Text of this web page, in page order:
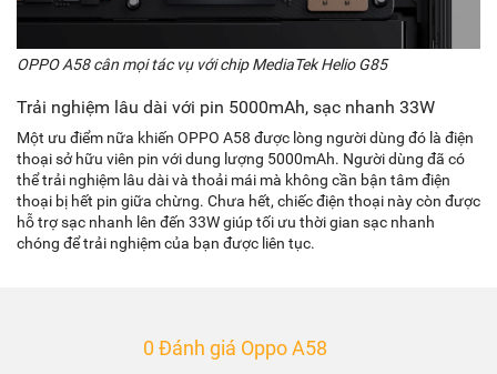
OPPO A58 cân mọi tác vụ với chip MediaTek Helio G85
Trải nghiệm lâu dài với pin 5000mAh, sạc nhanh 33W
Một ưu điểm nữa khiến OPPO A58 được lòng người dùng đó là điện
thoại sở hữu viên pin với dung lượng 5000mAh. Người dùng đã có
thể trải nghiệm lâu dài và thoải mái mà không cần bận tâm điện
thoại bị hết pin giữa chừng. Chưa hết, chiếc điện thoại này còn được
hỗ trợ sạc nhanh lên đến 33W giúp tối ưu thời gian sạc nhanh
chóng để trải nghiệm của bạn được liên tục.
0 Đánh giá Oppo A58